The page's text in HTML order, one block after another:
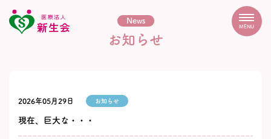
MENU
News
お知らせ
2026年05月29日 お知らせ
現在、巨大な・・・